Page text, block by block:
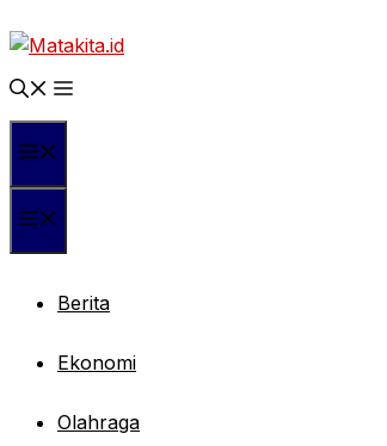
ke
isi
Berita
Ekonomi
Olahraga